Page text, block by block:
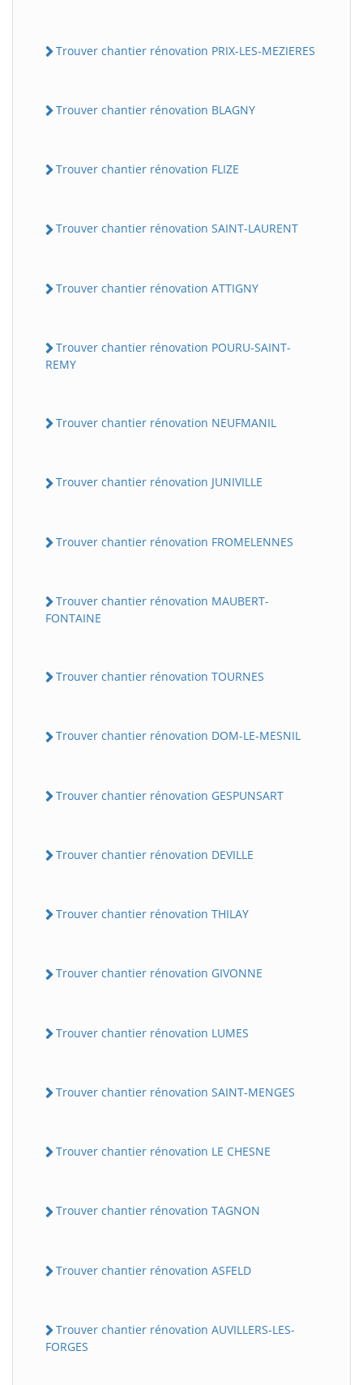
Trouver chantier rénovation PRIX-LES-MEZIERES
Trouver chantier rénovation BLAGNY
Trouver chantier rénovation FLIZE
Trouver chantier rénovation SAINT-LAURENT
Trouver chantier rénovation ATTIGNY
Trouver chantier rénovation POURU-SAINT-
REMY
Trouver chantier rénovation NEUFMANIL
Trouver chantier rénovation JUNIVILLE
Trouver chantier rénovation FROMELENNES
Trouver chantier rénovation MAUBERT-
FONTAINE
Trouver chantier rénovation TOURNES
Trouver chantier rénovation DOM-LE-MESNIL
Trouver chantier rénovation GESPUNSART
Trouver chantier rénovation DEVILLE
Trouver chantier rénovation THILAY
Trouver chantier rénovation GIVONNE
Trouver chantier rénovation LUMES
Trouver chantier rénovation SAINT-MENGES
Trouver chantier rénovation LE CHESNE
Trouver chantier rénovation TAGNON
Trouver chantier rénovation ASFELD
Trouver chantier rénovation AUVILLERS-LES-
FORGES